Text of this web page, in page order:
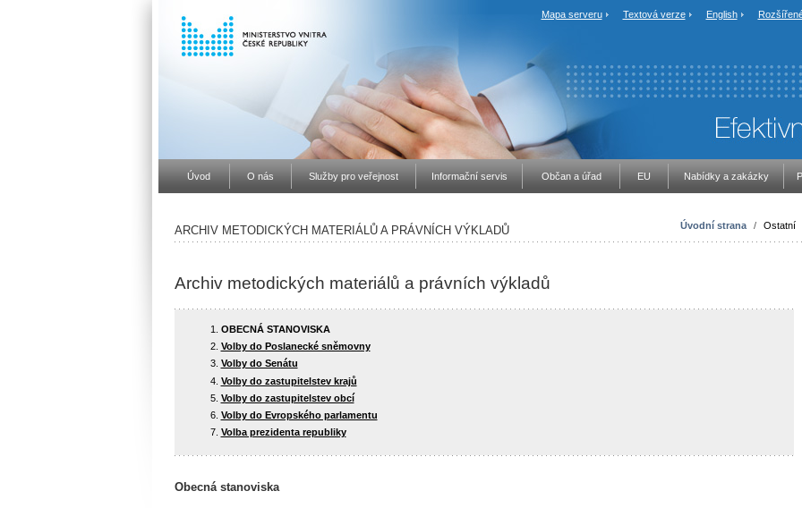
Mapa serveru Textová verze English
Úvod O nás Služby pro veřejnost Informační servis Občan a úřad EU Nabídky a zakázky
Úvodní strana / Ostatní
ARCHIV METODICKÝCH MATERIÁLŮ A PRÁVNÍCH VÝKLADŮ
Archiv metodických materiálů a právních výkladů
OBECNÁ STANOVISKA
Volby do Poslanecké sněmovny
Volby do Senátu
Volby do zastupitelstev krajů
Volby do zastupitelstev obcí
Volby do Evropského parlamentu
Volba prezidenta republiky
Obecná stanoviska